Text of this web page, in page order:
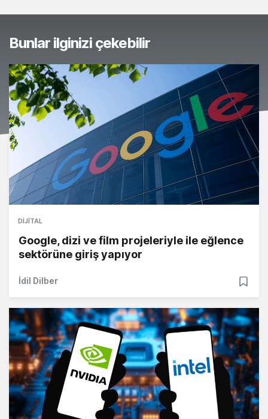
Bunlar ilginizi çekebilir
DIJITAL
Google, dizi ve film projeleriyle ile eğlence
sektörüne giriş yapıyor
İdil Dilber